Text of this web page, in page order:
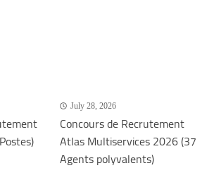
July 28, 2026
Concours de Recrutement
Atlas Multiservices 2026 (37
Agents polyvalents)